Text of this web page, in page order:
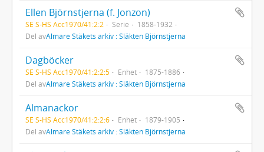
Ellen Björnstjerna (f. Jonzon)
SE S-HS Acc1970/41:2:2 Serie
1858-1932
Del avAlmare Stäkets arkiv : Släkten Björnstjerna
Dagböcker
SE S-HS Acc1970/41:2:2:5 Enhet
1875-1886
Del avAlmare Stäkets arkiv : Släkten Björnstjerna
Almanackor
SE S-HS Acc1970/41:2:2:6 Enhet
1879-1905
Del avAlmare Stäkets arkiv : Släkten Björnstjerna